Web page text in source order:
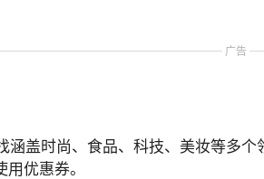
广告
涵盖时尚、食品、科技、美妆等多
优惠券。